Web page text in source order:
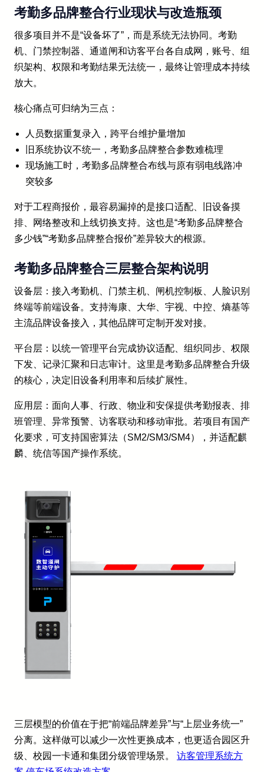
考勤多品牌整合行业现状与改造瓶颈
很多项目并不是“设备坏了”，而是系统无法协同。考勤
机、门禁控制器、通道闸和访客平台各自成网，账号、组
织架构、权限和考勤结果无法统一，最终让管理成本持续
放大。
核心痛点可归纳为三点：
人员数据重复录入，跨平台维护量增加
旧系统协议不统一，考勤多品牌整合参数难梳理
现场施工时，考勤多品牌整合布线与原有弱电线路冲
突较多
对于工程商报价，最容易漏掉的是接口适配、旧设备摸
排、网络整改和上线切换支持。这也是“考勤多品牌整合
多少钱”“考勤多品牌整合报价”差异较大的根源。
考勤多品牌整合三层整合架构说明
设备层：接入考勤机、门禁主机、闸机控制板、人脸识别
终端等前端设备。支持海康、大华、宇视、中控、熵基等
主流品牌设备接入，其他品牌可定制开发对接。
平台层：以统一管理平台完成协议适配、组织同步、权限
下发、记录汇聚和日志审计。这里是考勤多品牌整合升级
的核心，决定旧设备利用率和后续扩展性。
应用层：面向人事、行政、物业和安保提供考勤报表、排
班管理、异常预警、访客联动和移动审批。若项目有国产
化要求，可支持国密算法（SM2/SM3/SM4），并适配麒
麟、统信等国产操作系统。
三层模型的价值在于把“前端品牌差异”与“上层业务统一”
分离。这样做可以减少一次性更换成本，也更适合园区升
级、校园一卡通和集团分级管理场景。 访客管理系统方